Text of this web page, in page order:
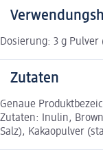
Dosierung: 3 g
Zutaten
Genaue
Zutaten: Inulin,
Salz), Kakaopulver